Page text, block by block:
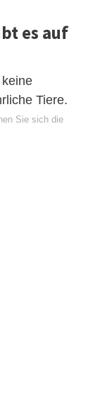
es auf
Tiere.
Sie sich die